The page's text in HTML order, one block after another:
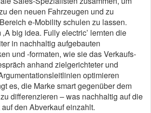
den neuen Fahrzeugen und zu
e-Mobility schulen zu lassen.
big idea. Fully electric’ lernten die
in nachhaltig aufgebauten
und -formaten, wie sie das Verkaufs-
anhand zielgerichteter und
optimieren
es, die Marke smart gegenüber dem
differenzieren – was nachhaltig auf die
den Abverkauf einzahlt.